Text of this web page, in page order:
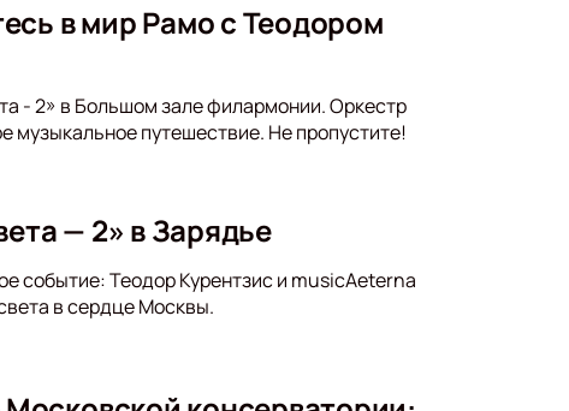
в мир Рамо с Теодором
- 2» в Большом зале филармонии. Оркестр
путешествие. Не пропустите!
— 2» в Зарядье
событие: Теодор Курентзис и musicAeterna
в сердце Москвы.